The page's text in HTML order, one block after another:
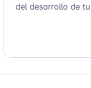
del desarrollo de